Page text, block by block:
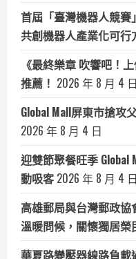
首屆「臺灣機器人競
共創機器人產業化可行
《最終樂章 吹響吧！
推薦！ 2026 年 8 月 4 日
Global Mall屏東市搶攻
2026 年 8 月 4 日
迎雙節聚餐旺季
動吸客 2026 年 8 月 4 日
高雄郵局與台灣郵政
溫暖問候，關懷獨居榮
華夏路變壓器線路負